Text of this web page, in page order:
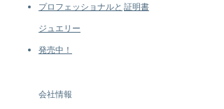
プロフェッショナルと 証明書
ジュエリー
発売中！
会社情報